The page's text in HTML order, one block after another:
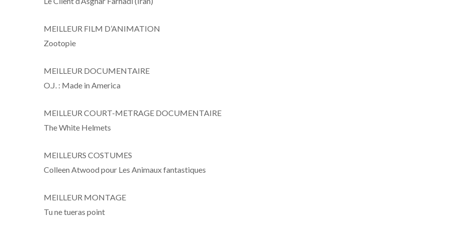
MEILLEUR FILM D’ANIMATION
Zootopie
MEILLEUR DOCUMENTAIRE
O.J. : Made in America
MEILLEUR COURT-METRAGE DOCUMENTAIRE
The White Helmets
MEILLEURS COSTUMES
Colleen Atwood pour Les Animaux fantastiques
MEILLEUR MONTAGE
Tu ne tueras point